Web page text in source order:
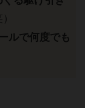
ルで何度でも